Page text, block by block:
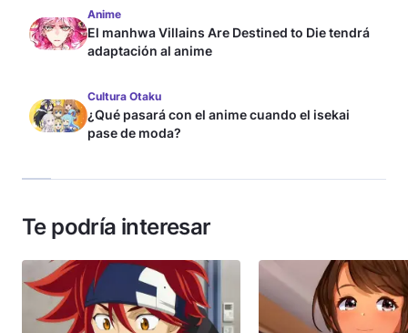
Anime
El manhwa Villains Are Destined to Die tendrá
adaptación al anime
Cultura Otaku
¿Qué pasará con el anime cuando el isekai
pase de moda?
Te podría interesar